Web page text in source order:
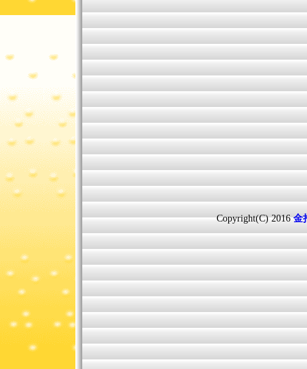
Copyright(C) 2016金